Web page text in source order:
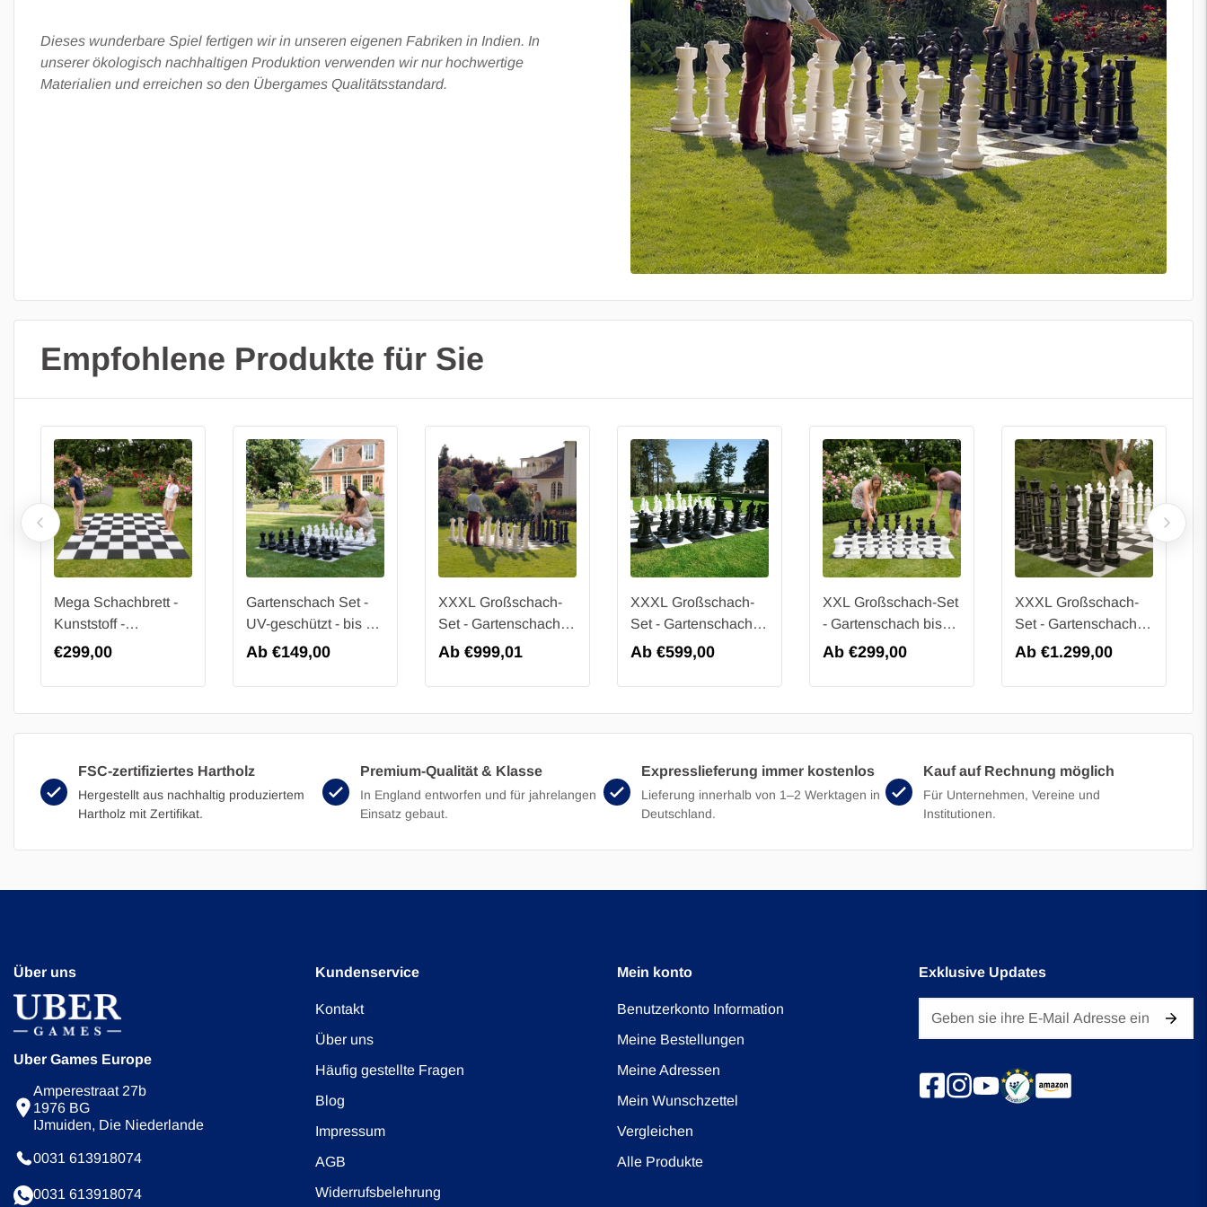
Dieses wunderbare Spiel fertigen wir in unseren eigenen Fabriken in Indien. In
unserer ökologisch nachhaltigen Produktion verwenden wir nur hochwertige
Materialien und erreichen so den Übergames Qualitätsstandard.
Empfohlene Produkte für Sie
Mega Schachbrett -
Kunststoff -
304x304cm
Regulärer
€299,00
Gartenschach Set -
UV-geschützt - bis 30
cm - 32 Figuren -
Regulärer
Ab €149,00
XXXL Großschach-
Set - Gartenschach
bis 94 cm - 3-teilig -
Schachspiel XXL
Regulärer
Ab €999,01
XXXL Großschach-
Set - Gartenschach
bis 64 cm - 2-teilig -
Schachspiel XXL
Regulärer
Ab €599,00
XXL Großschach-Set
- Gartenschach bis
41 cm - 1-teilig - UV-
Schachspiel XXL
Regulärer
Ab €299,00
XXXL Großschach-
Set - Gartenschach
bis 124 cm -4-teilig -
Schachspiel Outdoor
Regulärer
Ab €1.299,00
FSC-zertifiziertes Hartholz
Hergestellt aus nachhaltig produziertem
Hartholz mit Zertifikat.
Premium-Qualität & Klasse
In England entworfen und für jahrelangen
Einsatz gebaut.
Expresslieferung immer kostenlos
Lieferung innerhalb von 1–2 Werktagen in
Deutschland.
Kauf auf Rechnung möglich
Für Unternehmen, Vereine und
Institutionen.
Über uns
Uber Games Europe
Amperestraat 27b
1976 BG
IJmuiden, Die Niederlande
0031 613918074
0031 613918074
Kundenservice
Kontakt
Über uns
Häufig gestellte Fragen
Blog
Impressum
AGB
Widerrufsbelehrung
Mein konto
Benutzerkonto Information
Meine Bestellungen
Meine Adressen
Mein Wunschzettel
Vergleichen
Alle Produkte
Exklusive Updates